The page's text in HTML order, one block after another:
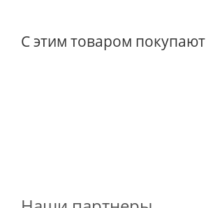
С этим товаром покупают